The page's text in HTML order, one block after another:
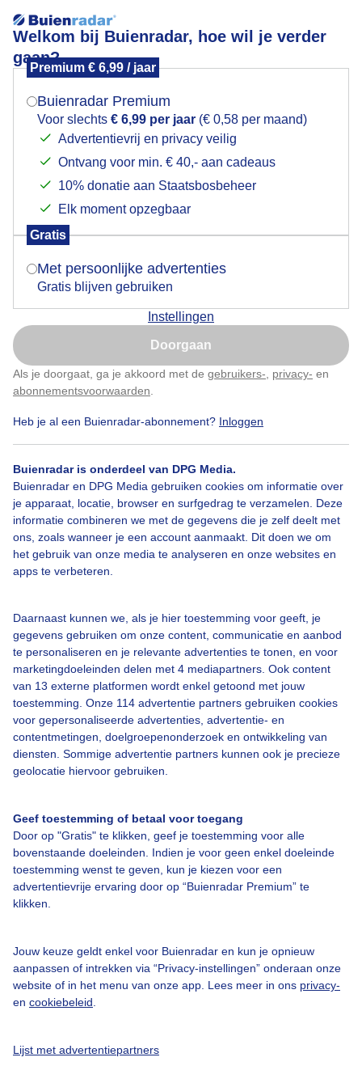
Welkom bij Buienradar, hoe wil je verder
gaan?
Premium € 6,99 / jaar
Buienradar Premium
Voor slechts € 6,99 per jaar (€ 0,58 per maand)
Advertentievrij en privacy veilig
Ontvang voor min. € 40,- aan cadeaus
10% donatie aan Staatsbosbeheer
Elk moment opzegbaar
Gratis
Met persoonlijke advertenties
Gratis blijven gebruiken
Instellingen
Doorgaan
Als je doorgaat, ga je akkoord met de gebruikers- privacy- en
abonnementsvoorwaarden
Heb je al een Buienradar-abonnement? Inloggen
Buienradar is onderdeel van DPG Media.
Buienradar en DPG Media gebruiken cookies om informatie over
je apparaat, locatie, browser en surfgedrag te verzamelen. Deze
informatie combineren we met de gegevens die je zelf deelt met
ons, zoals wanneer je een account aanmaakt. Dit doen we om
het gebruik van onze media te analyseren en onze websites en
apps te verbeteren.
Daarnaast kunnen we, als je hier toestemming voor geeft, je
gegevens gebruiken om onze content, communicatie en aanbod
te personaliseren en je relevante advertenties te tonen, en voor
marketingdoeleinden delen met 4 mediapartners. Ook content
van 13 externe platformen wordt enkel getoond met jouw
toestemming. Onze 114 advertentie partners gebruiken cookies
voor gepersonaliseerde advertenties, advertentie- en
contentmetingen, doelgroepenonderzoek en ontwikkeling van
diensten. Sommige advertentie partners kunnen ook je precieze
geolocatie hiervoor gebruiken.
Geef toestemming of betaal voor toegang
Door op "Gratis" te klikken, geef je toestemming voor alle
bovenstaande doeleinden. Indien je voor geen enkel doeleinde
toestemming wenst te geven, kun je kiezen voor een
advertentievrije ervaring door op “Buienradar Premium” te
klikken.
Jouw keuze geldt enkel voor Buienradar en kun je opnieuw
aanpassen of intrekken via “Privacy-instellingen” onderaan onze
website of in het menu van onze app. Lees meer in ons privacy-
en cookiebeleid
Lijst met advertentiepartners
Zwammen tegen de boom aan in de Oranjezon
Door: Astrid Wiessner Hoog Gemaakt: 09-06-2026, 32x bekeken
Zwammen
Bekijk slideshow
Over Buienradar
Bedrijfsgegevens
Contact
Toegankelijkheid
Gebruikersvoorwaarden
Adverteren
Privacy beleid
Cookie beleid
Mogen we je locatie gebruiken voor het
Indien je hier nog geen akkoord op hebt gegeven,
verschijnt er zo een pop-up uit je browser waarin
Is goed, toon de popup
Nu niet, misschien later
Klik hierom dit aan te passen